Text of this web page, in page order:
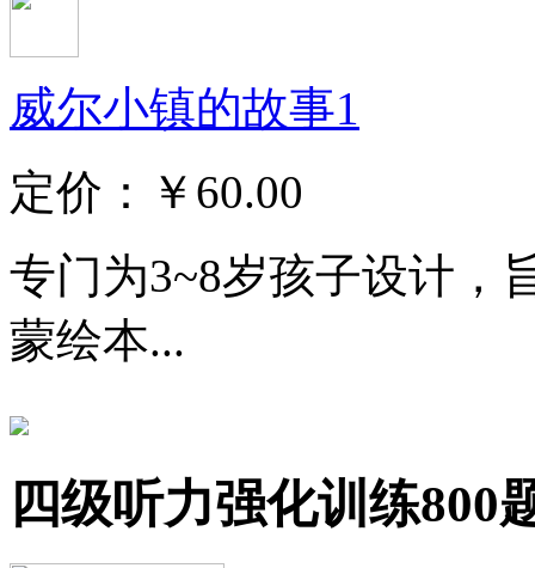
威尔小镇的故事1
定价：
￥60.00
专门为3~8岁孩子设计，
蒙绘本...
四级听力强化训练800